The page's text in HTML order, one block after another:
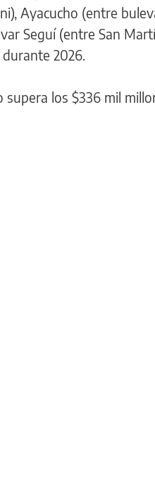
Ayacucho (entre
Seguí (entre San
2026.
los $336 mil